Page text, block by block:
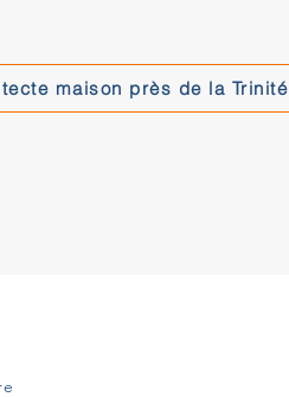
maison près de la Trinité